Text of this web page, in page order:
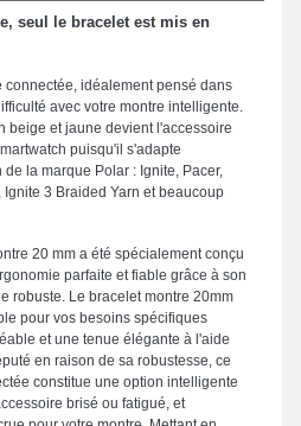
seul le bracelet est mis en
connectée, idéalement pensé dans
avec votre montre intelligente.
beige et jaune devient l'accessoire
puisqu'il s'adapte
la marque Polar : Ignite, Pacer,
Ignite 3 Braided Yarn et beaucoup
20 mm a été spécialement conçu
parfaite et fiable grâce à son
robuste. Le bracelet montre 20mm
pour vos besoins spécifiques
et une tenue élégante à l'aide
en raison de sa robustesse, ce
constitue une option intelligente
brisé ou fatigué, et